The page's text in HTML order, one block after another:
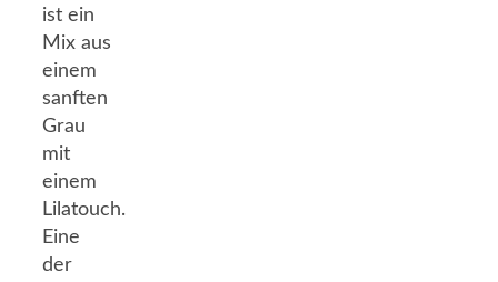
ist ein
Mix aus
einem
sanften
Grau
mit
einem
Lilatouch.
Eine
der